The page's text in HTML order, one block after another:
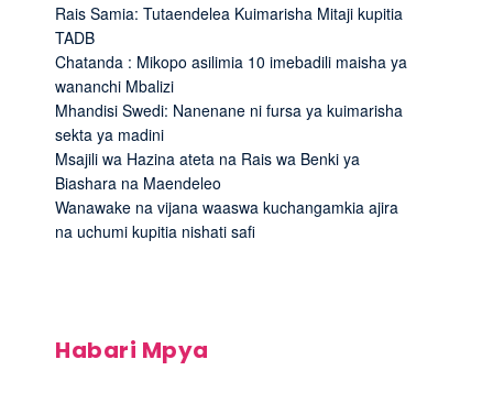
Rais Samia: Tutaendelea Kuimarisha Mitaji kupitia
TADB
Chatanda : Mikopo asilimia 10 imebadili maisha ya
wananchi Mbalizi
Mhandisi Swedi: Nanenane ni fursa ya kuimarisha
sekta ya madini
Msajili wa Hazina ateta na Rais wa Benki ya
Biashara na Maendeleo
Wanawake na vijana waaswa kuchangamkia ajira
na uchumi kupitia nishati safi
Habari Mpya